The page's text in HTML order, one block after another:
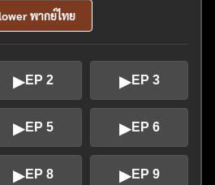
พากย์ไทย
▶EP 2 ▶EP 3
▶EP 5 ▶EP 6
▶EP 8 ▶EP 9